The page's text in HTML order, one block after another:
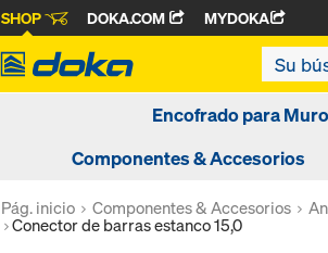
SHOP DOKA.COM MYDOKA
Encofrado para
Componentes & Accesorios
Pág. inicio Componentes & Accesorios
Conector de barras estanco 15,0